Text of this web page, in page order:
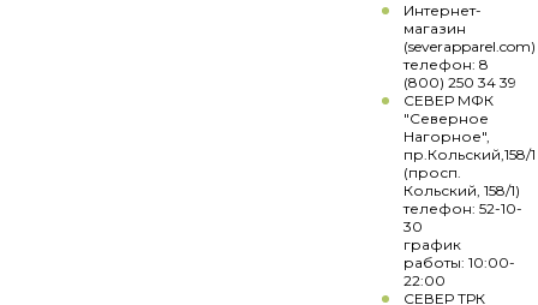
Интернет-
магазин
(severapparel.com)
телефон: 8
(800) 250 34 39
СЕВЕР МФК
"Северное
Нагорное",
пр.Кольский,158/1
(просп.
Кольский, 158/1)
телефон: 52-10-
30
график
работы: 10:00-
22:00
СЕВЕР ТРК